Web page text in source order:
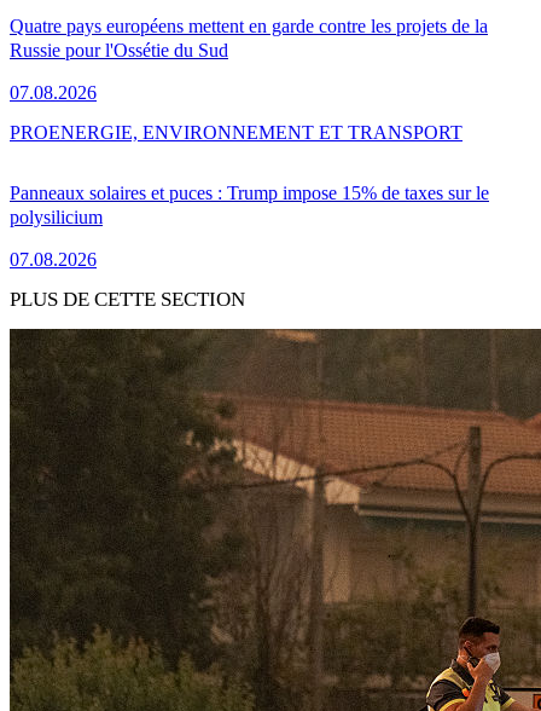
Quatre pays européens mettent en garde contre les projets de la
Russie pour l'Ossétie du Sud
07.08.2026
Panneaux solaires et puces : Trump impose 15% de taxes sur le
polysilicium
07.08.2026
PROENERGIE, ENVIRONNEMENT ET TRANSPORT
PLUS DE CETTE SECTION